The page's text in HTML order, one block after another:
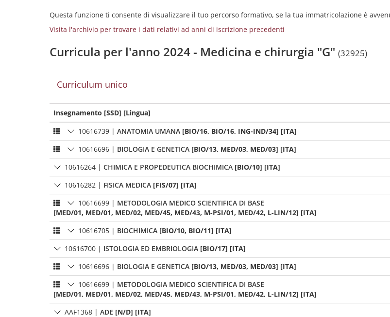
Questa funzione ti consente di visualizzare il tuo percorso formativo, se la tua immatricolazione è
Visita l'archivio per trovare i dati relativi ad anni di iscrizione precedenti
Curricula per l'anno 2024 - Medicina e chirurgia "G" (32925)
Curriculum unico
Insegnamento [SSD] [Lingua]
10616739 | ANATOMIA UMANA [BIO/16, BIO/16, ING-IND/34] [ITA]
10616696 | BIOLOGIA E GENETICA [BIO/13, MED/03, MED/03] [ITA]
10616264 | CHIMICA E PROPEDEUTICA BIOCHIMICA [BIO/10] [ITA]
10616282 | FISICA MEDICA [FIS/07] [ITA]
10616699 | METODOLOGIA MEDICO SCIENTIFICA DI BASE
[MED/01, MED/01, MED/02, MED/45, MED/43, M-PSI/01, MED/42, L-LIN/12] [ITA]
10616705 | BIOCHIMICA [BIO/10, BIO/11] [ITA]
10616700 | ISTOLOGIA ED EMBRIOLOGIA [BIO/17] [ITA]
10616696 | BIOLOGIA E GENETICA [BIO/13, MED/03, MED/03] [ITA]
10616699 | METODOLOGIA MEDICO SCIENTIFICA DI BASE
[MED/01, MED/01, MED/02, MED/45, MED/43, M-PSI/01, MED/42, L-LIN/12] [ITA]
AAF1368 | ADE [N/D] [ITA]